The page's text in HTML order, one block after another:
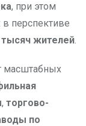
, при этом
в перспективе
тысяч жителей.
масштабных
, торгово-
по